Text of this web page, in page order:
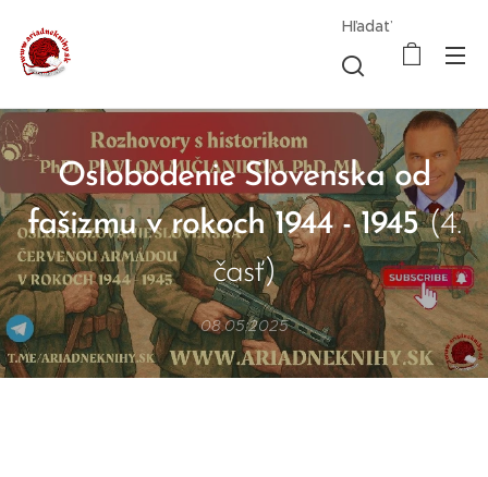
Hľadať
Oslobodenie Slovenska od
fašizmu v rokoch 1944 - 1945(4.
časť)
08.05.2025